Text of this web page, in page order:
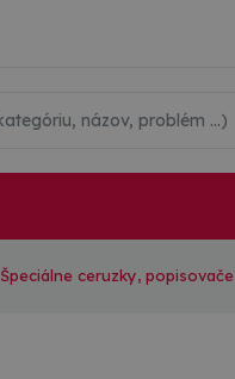
Špeciálne ceruzky, popisovače